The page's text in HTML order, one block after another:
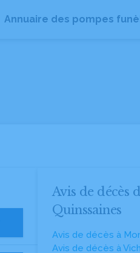
Annuaire des pompes
Avis de décès
Quinssaines
Avis de décès à
Avis de décès à